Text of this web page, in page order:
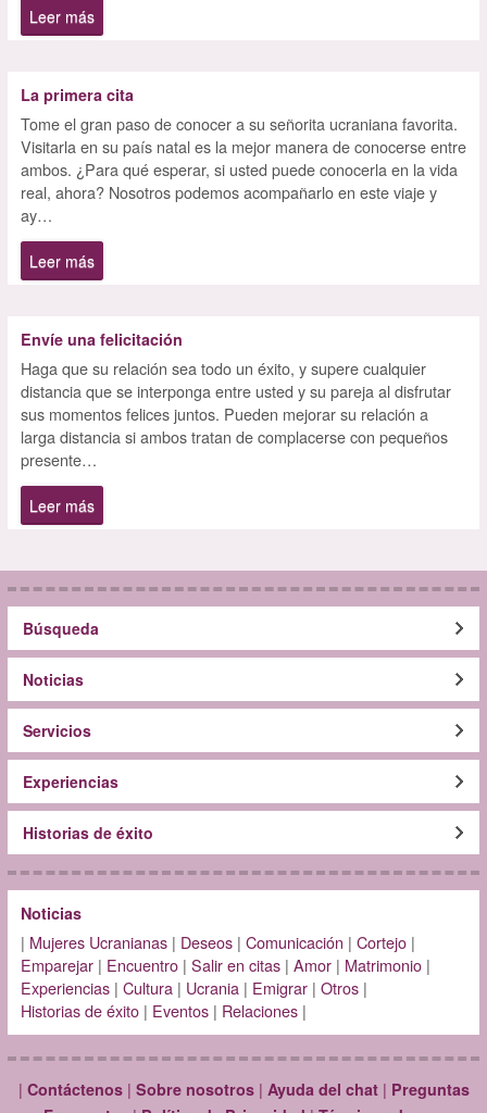
Leer más
La primera cita
Tome el gran paso de conocer a su señorita ucraniana favorita.
Visitarla en su país natal es la mejor manera de conocerse entre
ambos. ¿Para qué esperar, si usted puede conocerla en la vida
real, ahora? Nosotros podemos acompañarlo en este viaje y
ay…
Leer más
Envíe una felicitación
Haga que su relación sea todo un éxito, y supere cualquier
distancia que se interponga entre usted y su pareja al disfrutar
sus momentos felices juntos. Pueden mejorar su relación a
larga distancia si ambos tratan de complacerse con pequeños
presente…
Leer más
Búsqueda
Noticias
Servicios
Experiencias
Historias de éxito
Noticias
| Mujeres Ucranianas| Deseos| Comunicación | Cortejo|
Emparejar| Encuentro| Salir en citas| Amor| Matrimonio|
Experiencias| Cultura| Ucrania| Emigrar| Otros|
Historias de éxito| Eventos| Relaciones|
| Contáctenos| Sobre nosotros| Ayuda del chat| Preguntas